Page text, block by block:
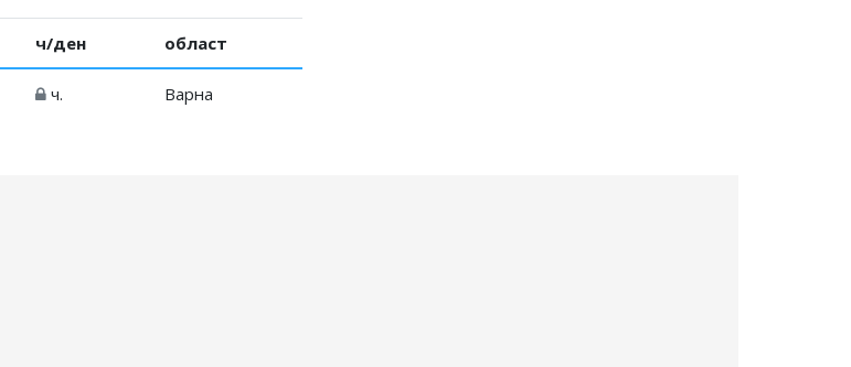
ч/ден област
ч. Варна